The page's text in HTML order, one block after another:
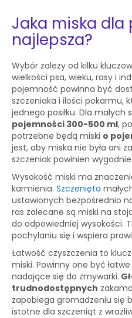
Jaka miska dla
najlepsza?
Wybór zależy od kilku
wielkości psa, wieku, rasy i
pojemność powinna być
szczeniaka i ilości pokarmu,
jednego posiłku. Dla
pojemności 300-500 ml,
potrzebne będą miski o
jest, aby miska nie była ani
szczeniak powinien
Wysokość miski ma
karmienia. Szczenięta
ustawionych bezpośrednio
ras zalecane są miski na
do odpowiedniej wysokości.
pochylaniu się i wspiera
Łatwość czyszczenia to
miski. Powinny one być
nadające się do zmywarki.
trudnodostępnych
zapobiega gromadzeniu się
istotne dla szczeniąt z